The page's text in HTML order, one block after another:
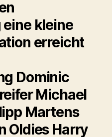
kleine
erreicht
Dominic
Michael
Martens
Oldies Harry